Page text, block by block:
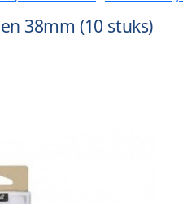
38mm (10 stuks)